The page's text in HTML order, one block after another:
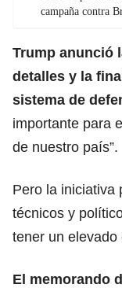
campaña contra
Trump anunció
detalles y la
sistema de
importante para
de nuestro país”.
Pero la iniciativa
técnicos y
tener un elevado
El memorando